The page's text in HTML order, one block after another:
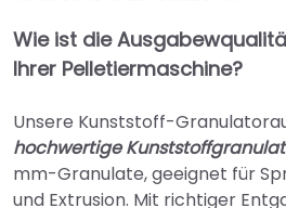
Wie ist die
Ihrer Pelletiermaschine?
Unsere Kunststoff-
hochwertige
mm-Granulate, geeignet für
und Extrusion. Mit richtiger